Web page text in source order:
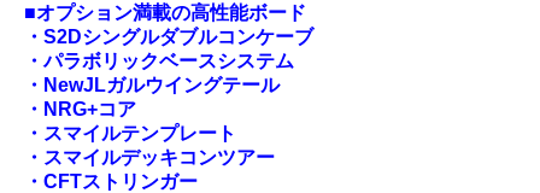
■オプション満載の高性能ボード
・S2Dシングルダブルコンケーブ
・パラボリックベースシステム
・NewJLガルウイングテール
・NRG+コア
・スマイルテンプレート
・スマイルデッキコンツアー
・CFTストリンガー